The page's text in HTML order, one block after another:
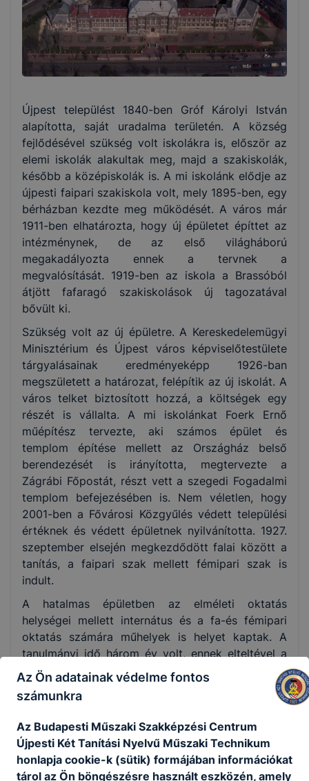
Újpest települést 1840-ben Gróf Károlyi István
alapította, saját uradalma területén. A község
fejlődésével szükség volt iskolákra is, először az
elemi iskolák alakultak meg, majd a szakiskolák,
később a középiskolák is. A mi iskolánk elődje az
újpesti faipari szakiskola volt, mely 1895-ben, egy
bérházban kezdte meg működését. A város már
1911-ben elhatározta, hogy új épületet építtet az
intézménynek, de az első világháború
megakadályozta ennek a tervnek a
megvalósítását. 1919-ben az iskola a Brassóból
átjött fafaragó szakiskolások új tagozatával
bővült ki.
Szükség volt az új épületre. A Kereskedelemügyi
Minisztérium és Újpest város képviselőtestülete
tárgyalásainak eredményeképp 1926-ban
megszületett a határozat, felépítik az új iskolát. A
város telket biztosított hozzá, a költségek egy
részét is vállalta. A mi iskolánkat Foerk Ernő
műépítész tervezte, aki számos épület és
templom építése mellett az Országház belső
berendezését is irányította, megtervezte a
Zágrábi Főpostát, részt vett a szegedi Fogadalmi
templom befejezésében is. Nem véletlen, hogy
2001-ben a Fővárosi Közgyűlés védett települési
értéknek és védett épületnek nyilvánította. 1927.
szeptember elsején megkezdődött falai között a
tanítás, a faipari szak mellett fémipari szak is
indult.
A hatalmas épületben az elméleti oktatás
helységei mellett internátus és a fa-és fémipari
oktatás számára műhelyek is helyet kaptak. A
tanulmányi idő három év volt, ennek elteltével a
növendékek végbizonyítványt nyertek, mely
munkakönyv váltására, és egy év szakmai
gyakorlat után a mesterség önálló űzésére
jogosított. Az esti órákban felnőttoktatás folyt;
ipari továbbképző és képesítő, továbbá
mesterképző tanfolyamokat szerveztek, számos
területen. Színesítették az iskola életét a
Az Ön adatainak védelme fontos
számunkra
Az Budapesti Műszaki Szakképzési Centrum
Újpesti Két Tanítási Nyelvű Műszaki Technikum
honlapja cookie-k (sütik) formájában információkat
tárol az Ön böngészésre használt eszközén, amely